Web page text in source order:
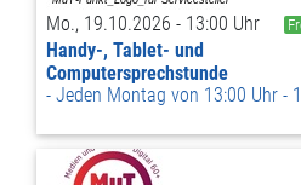
Mo., 19.10.2026 - 13:00 Uhr
Handy-, Tablet- und
Computersprechstunde
Jeden Montag von 13:00 Uhr -